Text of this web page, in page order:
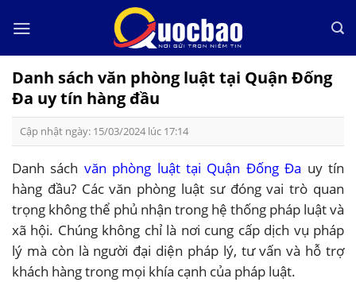
Danh sách văn phòng luật tại Quận Đống
Đa uy tín hàng đầu
Cập nhật ngày: 15/03/2024 lúc 17:14
Danh sách văn phòng luật tại Quận Đống Đa uy tín
hàng đầu? Các văn phòng luật sư đóng vai trò quan
trọng không thể phủ nhận trong hệ thống pháp luật và
xã hội. Chúng không chỉ là nơi cung cấp dịch vụ pháp
lý mà còn là người đại diện pháp lý, tư vấn và hỗ trợ
khách hàng trong mọi khía cạnh của pháp luật.